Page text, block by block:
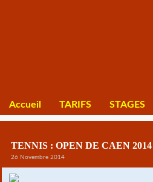
Accueil TARIFS STAGES
TENNIS : OPEN DE CAEN 2014
26 Novembre 2014